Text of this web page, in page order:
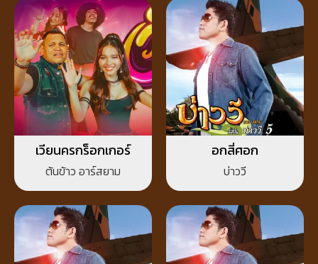
เวียนครกร็อกเกอร์
ต้นข้าว อาร์สยาม
อกสี่ศอก
บ่าววี